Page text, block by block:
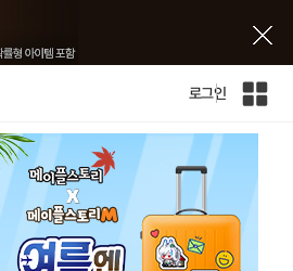
로그인
인